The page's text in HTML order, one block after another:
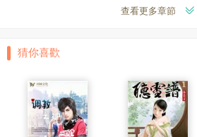
查看更多章節
猜你喜歡